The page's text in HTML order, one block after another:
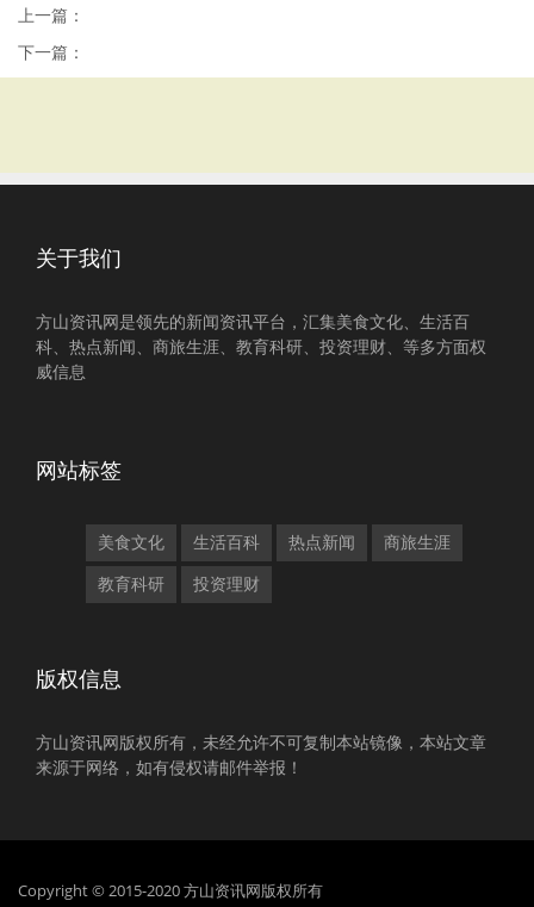
上一篇：
下一篇：
关于我们
方山资讯网是领先的新闻资讯平台，汇集美食文化、生活百
科、热点新闻、商旅生涯、教育科研、投资理财、等多方面权
威信息
网站标签
美食文化 生活百科 热点新闻 商旅生涯
教育科研 投资理财
版权信息
方山资讯网版权所有，未经允许不可复制本站镜像，本站文章
来源于网络，如有侵权请邮件举报！
Copyright © 2015-2020 方山资讯网版权所有